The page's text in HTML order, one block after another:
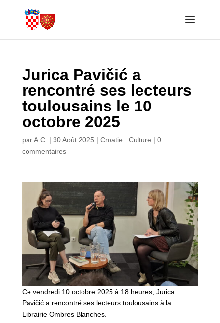
Jurica Pavičić a
rencontré ses lecteurs
toulousains le 10
octobre 2025
parA.C. | 30 Août 2025 | Croatie : Culture | 0
commentaires
Ce vendredi 10 octobre 2025 à 18 heures, Jurica
Pavičić a rencontré ses lecteurs toulousains à la
Librairie Ombres Blanches.